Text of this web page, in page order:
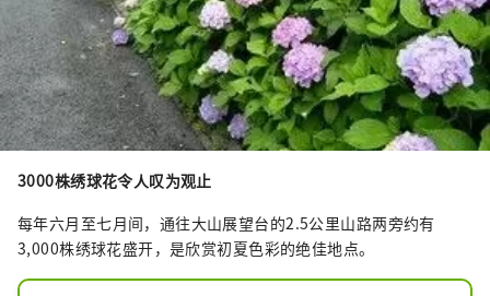
3000株绣球花令人叹为观止
每年六月至七月间，通往大山展望台的2.5公里山路两旁约有
3,000株绣球花盛开，是欣赏初夏色彩的绝佳地点。